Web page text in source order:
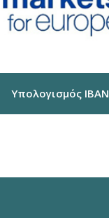
Υπολογισμός IBAN